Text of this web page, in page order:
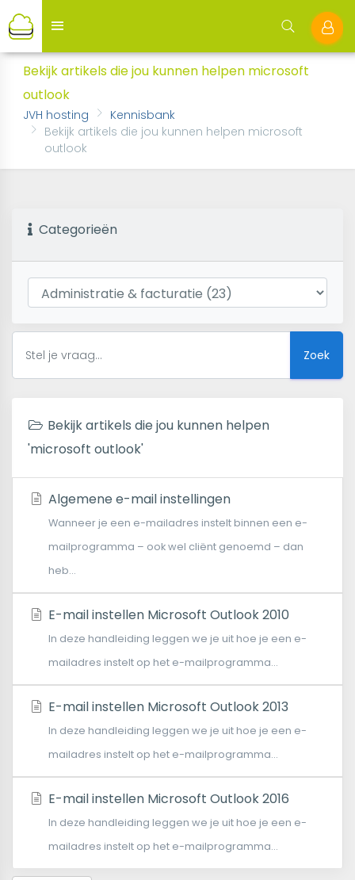
Bekijk artikels die jou kunnen helpen microsoft
outlook
JVH hosting
Kennisbank
Bekijk artikels die jou kunnen helpen microsoft
outlook
Categorieën
Zoek
Bekijk artikels die jou kunnen helpen
'microsoft outlook'
Algemene e-mail instellingen
Wanneer je een e-mailadres instelt binnen een e-
mailprogramma – ook wel cliënt genoemd – dan
heb...
E-mail instellen Microsoft Outlook 2010
In deze handleiding leggen we je uit hoe je een e-
mailadres instelt op het e-mailprogramma...
E-mail instellen Microsoft Outlook 2013
In deze handleiding leggen we je uit hoe je een e-
mailadres instelt op het e-mailprogramma...
E-mail instellen Microsoft Outlook 2016
In deze handleiding leggen we je uit hoe je een e-
mailadres instelt op het e-mailprogramma...